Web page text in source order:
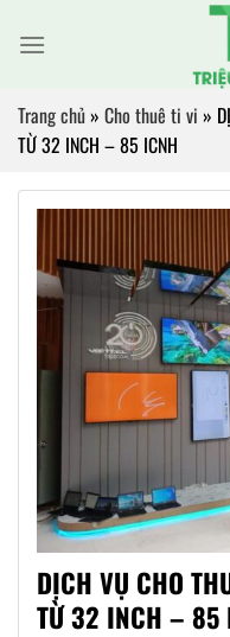
qua
dungTrang chủ » Cho thuê ti vi »
TỪ 32 INCH – 85 ICNH
DỊCH VỤ CHO
TỪ 32 INCH – 85